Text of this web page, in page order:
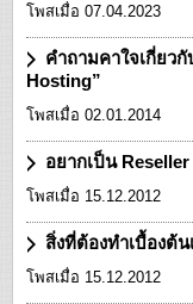
โพสเมื่อ 07.04.2023
คำถามคาใจเกี่ยว
Hosting”
โพสเมื่อ 02.01.2014
อยากเป็น Reseller
โพสเมื่อ 15.12.2012
สิ่งที่ต้องทำเบื้องต้น
โพสเมื่อ 15.12.2012